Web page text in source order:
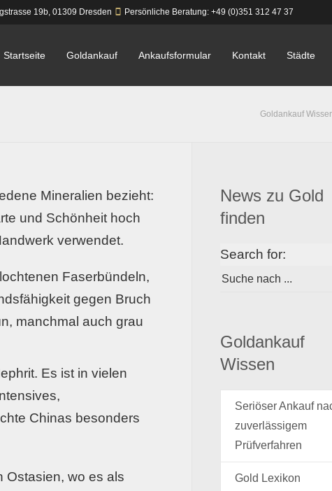
19b,01309 Dresden Persönliche Beratung: +49 (0)351 312 47 37
Startseite Goldankauf Ankaufsformular Kontakt Städte
Goldankauf
Mineralien bezieht:
und Schönheit hoch
verwendet.
Faserbündeln,
gegen Bruch
manchmal auch grau
Es ist in vielen
Chinas besonders
Ostasien, wo es als
News zu Gold
finden
Search for:
Goldankauf
Wissen
Seriöser Ankauf
zuverlässigem
Prüfverfahren
Gold Lexikon